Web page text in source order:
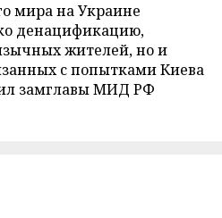
мира на Украине
денацификацию,
жителей, но и
с попытками Киева
замглавы МИД РФ